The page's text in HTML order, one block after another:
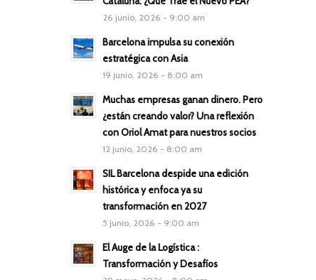
26 junio, 2026 - 9:00 am
Barcelona impulsa su conexión
estratégica con Asia
19 junio, 2026 - 8:00 am
Muchas empresas ganan dinero. Pero
¿están creando valor? Una reflexión
con Oriol Amat para nuestros socios
12 junio, 2026 - 8:00 am
SIL Barcelona despide una edición
histórica y enfoca ya su
transformación en 2027
5 junio, 2026 - 9:00 am
El Auge de la Logística :
Transformación y Desafíos